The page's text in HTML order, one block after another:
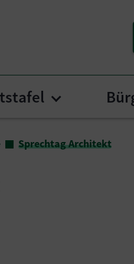
"Unser Ruden"
Submenu
Sprechtag Architekt